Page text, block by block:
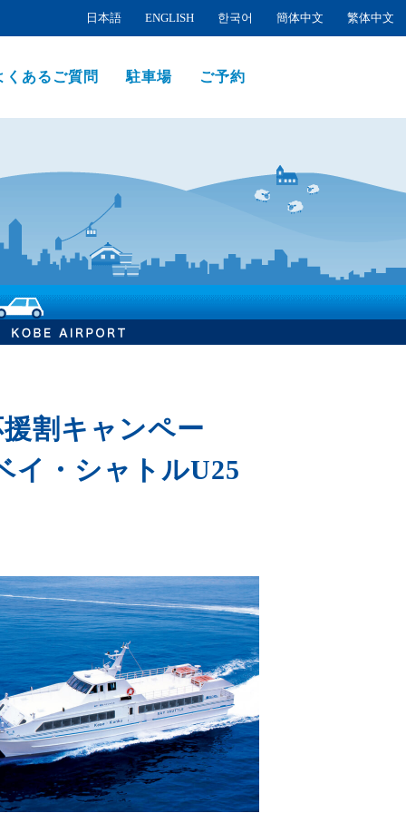
日本語 ENGLISH 한국어 簡体中文 繁体中文
くあるご質問 駐車場 ご予約
割キャンペー
イ・シャトルU25